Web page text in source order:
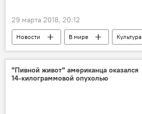
29 марта 2018, 20:12
Новости В мире Культура
"Пивной живот" американца оказался
14-килограммовой опухолью